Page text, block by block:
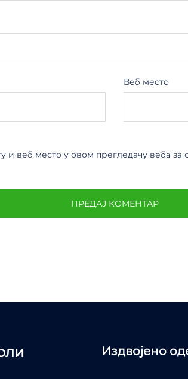
Веб место
и веб место у овом прегледачу веба
Издвојено